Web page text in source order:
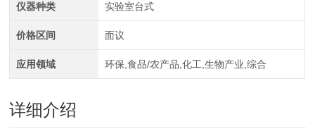
仪器种类 实验室台式
价格区间 面议
应用领域 环保,食品/农产品,化工,生物产业,综合
详细介绍